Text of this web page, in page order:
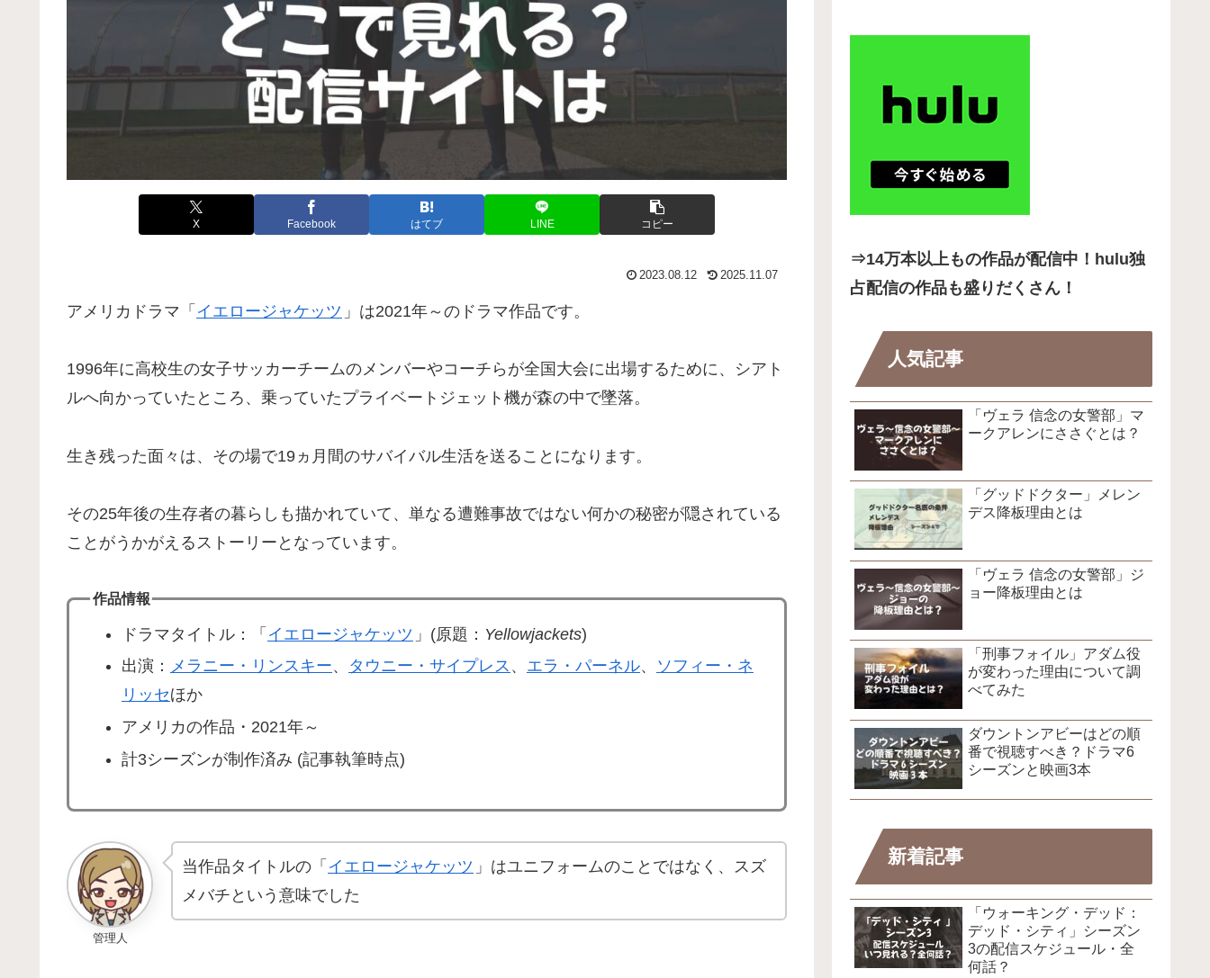
X Facebook はてブ LINE コピー
2023.08.12 2025.11.07
アメリカドラマ「 イエロージャケッツ 」は2021年～のドラマ作品です。
1996年に高校生の女子サッカーチームのメンバーやコーチらが全国大会に出場するために、シアト
ルへ向かっていたところ、乗っていたプライベートジェット機が森の中で墜落。
生き残った面々は、その場で19ヵ月間のサバイバル生活を送ることになります。
その25年後の生存者の暮らしも描かれていて、単なる遭難事故ではない何かの秘密が隠されている
ことがうかがえるストーリーとなっています。
作品情報
ドラマタイトル：「 イエロージャケッツ 」(原題： Yellowjackets)
出演： メラニー・リンスキー、 タウニー・サイプレス 、 エラ・パーネル、
ソフィー・ネ
リッセほか
アメリカの作品・2021年～
計3シーズンが制作済み (記事執筆時点)
管理人
当作品タイトルの「 イエロージャケッツ 」はユニフォームのことではなく、スズ
メバチという意味でした
⇒14万本以上もの作品が配信中！hulu独
占配信の作品も盛りだくさん！
人気記事
「ヴェラ 信念の女警部」マ
ークアレンにささぐとは？
「グッドドクター」メレン
デス降板理由とは
「ヴェラ 信念の女警部」ジ
ョー降板理由とは
「刑事フォイル」アダム役
が変わった理由について調
べてみた
ダウントンアビーはどの順
番で視聴すべき？ドラマ6
シーズンと映画3本
新着記事
「ウォーキング・デッド：
デッド・シティ」シーズン
3の配信スケジュール・全
何話？